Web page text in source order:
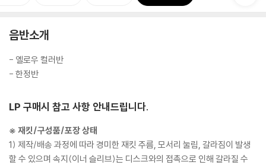
음반소개
- 옐로우 컬러반
- 한정반
LP 구매시 참고 사항 안내드립니다.
※ 재킷/구성품/포장 상태
1) 제작/배송 과정에 따라 경미한 재킷 주름, 모서리 눌림, 갈라짐이 발생
할 수 있으며 속지(이너 슬리브)는 디스크와의 접촉으로 인해 갈라질 수